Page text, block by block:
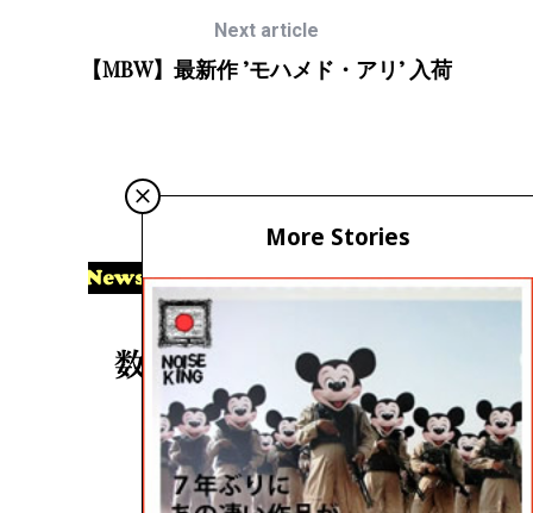
Next article
【MBW】最新作 ’モハメド・アリ’ 入荷
More Stories